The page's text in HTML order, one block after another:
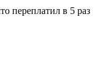
переплатил в 5 раз